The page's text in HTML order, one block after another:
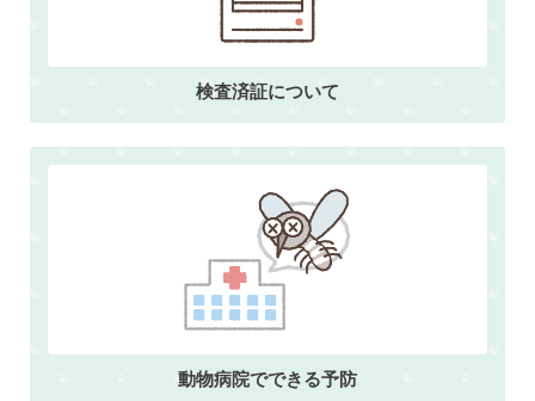
検査済証について
動物病院でできる予防